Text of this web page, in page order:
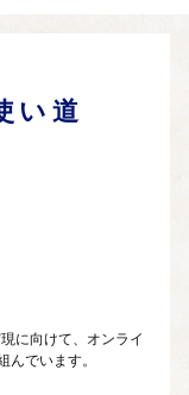
い道
に向けて、オンライ
んでいます。